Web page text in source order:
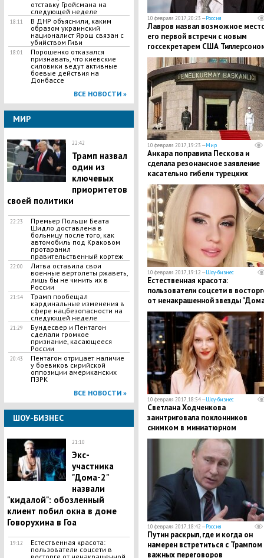
отставку Гройсмана на
следующей неделе
18:11
В ДНР объяснили, каким
образом украинский
националист Ярош связан с
убийством Гиви
18:01
Порошенко отказался
признавать, что киевские
силовики ведут активные
боевые действия на
Донбассе
ВСЕ НОВОСТИ »
МИР
22:42
Трамп назвал
один из
ключевых
приоритетов
своей политики
22:23
Премьер Польши Беата
Шидло доставлена в
больницу после того, как
автомобиль под Краковом
протаранил
правительственный кортеж
22:00
Литва оставила свои
военные вертолеты ржаветь,
лишь бы не чинить их в
России
21:54
Трамп пообещал
кардинальные изменения в
сфере нацбезопасности на
следующей неделе
21:29
Бундесвер и Пентагон
сделали громкое
признание, касающееся
России
20:43
Пентагон отрицает наличие
у боевиков сирийской
оппозиции американских
ПЗРК
ВСЕ НОВОСТИ »
ШОУ-БИЗНЕС
21:10
Экс-
участника
"Дома-2"
назвали
"кидалой": обозленный
клиент побил окна в доме
Говорухина в Гоа
19:12
Естественная красота:
пользователи соцсети в
10 февраля 2017, 20:23 —Россия
Лавров назвал возможное
его первой встречи с новым
госсекретарем США
10 февраля 2017, 19:23 —Мир
Анкара поправила Пескова и
сделала резонансное заявление
касательно гибели турецких
военных от удара ВКС РФ
10 февраля 2017, 19:12 —Шоу-бизнес
Естественная красота:
пользователи соцсети в
от ненакрашенной звезды
Александры Харитоновой
10 февраля 2017, 18:54 —Шоу-бизнес
Светлана Ходченкова
заинтриговала поклонников
снимком в миниатюрном
свадебном платье
10 февраля 2017, 18:42 —Россия
Путин раскрыл, где и когда он
намерен встретиться с Трампом
важных переговоров